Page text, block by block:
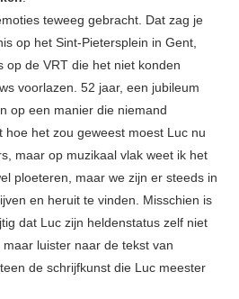
teweeg gebracht. Dat zag je
op het Sint-Pietersplein in Gent,
op de VRT die het niet konden
voorlazen. 52 jaar, een jubileum
op een manier die niemand
hoe het zou geweest moest Luc nu
maar op muzikaal vlak weet ik het
ploeteren, maar we zijn er steeds in
en heruit te vinden. Misschien is
dat Luc zijn heldenstatus zelf niet
luister naar de tekst van
de schrijfkunst die Luc meester